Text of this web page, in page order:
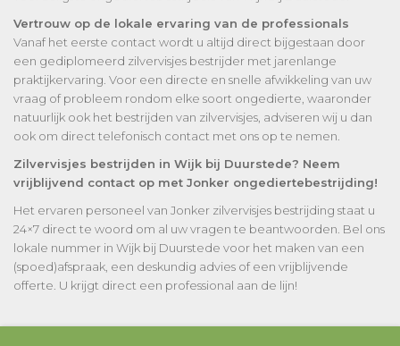
Vertrouw op de lokale ervaring van de professionals
Vanaf het eerste contact wordt u altijd direct bijgestaan door
een gediplomeerd zilvervisjes bestrijder met jarenlange
praktijkervaring. Voor een directe en snelle afwikkeling van uw
vraag of probleem rondom elke soort ongedierte, waaronder
natuurlijk ook het bestrijden van zilvervisjes, adviseren wij u dan
ook om direct telefonisch contact met ons op te nemen.
Zilvervisjes bestrijden in Wijk bij Duurstede? Neem
vrijblijvend contact op met Jonker ongediertebestrijding!
Het ervaren personeel van Jonker zilvervisjes bestrijding staat u
24×7 direct te woord om al uw vragen te beantwoorden. Bel ons
lokale nummer in Wijk bij Duurstede voor het maken van een
(spoed)afspraak, een deskundig advies of een vrijblijvende
offerte. U krijgt direct een professional aan de lijn!